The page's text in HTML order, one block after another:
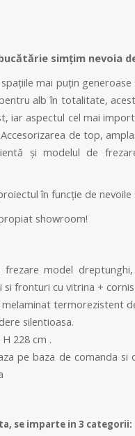
simțim nevoia
mai puțin
alb în totalitate,
iar aspectul cel mai
de top,
și modelul de
în funcție de
showroom!
model
fronturi cu vitrina +
termorezistent
silentioasa.
228 cm .
pe baza de comanda
se imparte in 3 categorii: